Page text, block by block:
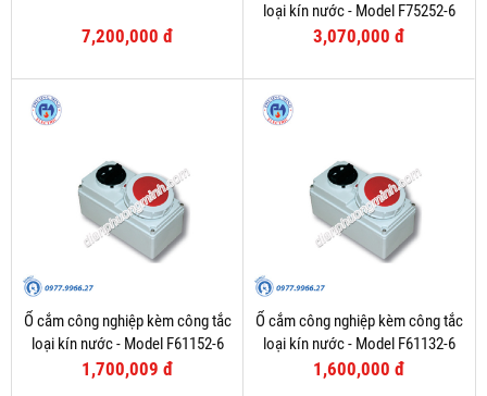
7,200,000 đ
loại kín nước - Model F75252-6
3,070,000 đ
Ổ cắm công nghiệp kèm công tắc
loại kín nước - Model F61152-6
1,700,009 đ
Ổ cắm công nghiệp kèm công tắc
loại kín nước - Model F61132-6
1,600,000 đ